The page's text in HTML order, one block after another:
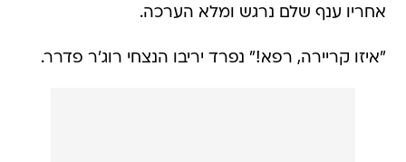
אחריו ענף שלם נרגש ומלא הערכה.
"איזו קריירה, רפא!" נפרד יריבו הנצחי רוג'ר פדרר.